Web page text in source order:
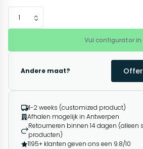
Vul configurator in
Andere maat?
1-2 weeks (customized product)
Afhalen mogelijk in Antwerpen
Retourneren binnen 14 dagen (alleen
producten)
1195+ klanten geven ons een 9.8/10